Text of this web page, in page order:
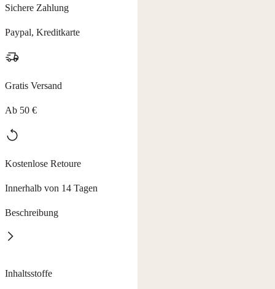
Sichere Zahlung
Paypal, Kreditkarte
Gratis Versand
Ab 50 €
Kostenlose Retoure
Innerhalb von 14 Tagen
Beschreibung
Beta-Glucan sorgt für Zellregeneration,
Inhaltsstoffe